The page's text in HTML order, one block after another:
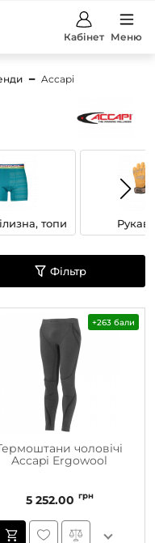
Кабінет Меню
Accapi
топи
Фільтр
+263 бали
чоловічі
Accapi Ergowool
5 252.00 грн